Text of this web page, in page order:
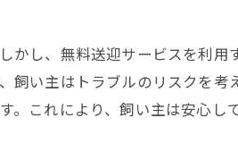
かし、無料送迎サービスを利用
飼い主はトラブルのリスクを考
。これにより、飼い主は安心し